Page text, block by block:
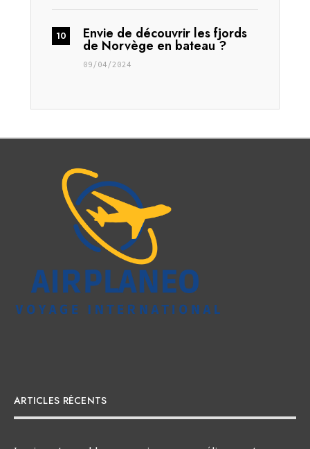
Envie de découvrir les fjords
de Norvège en bateau ?
09/04/2024
ARTICLES RÉCENTS